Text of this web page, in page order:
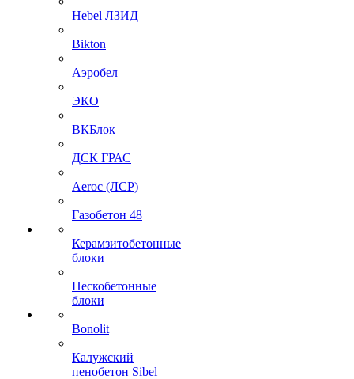
Hebel ЛЗИД
Bikton
Аэробел
ЭКО
ВКБлок
ДСК ГРАС
Aeroc (ЛСР)
Газобетон 48
Керамзитобетонные
блоки
Пескобетонные
блоки
Bonolit
Калужский
пенобетон Sibel